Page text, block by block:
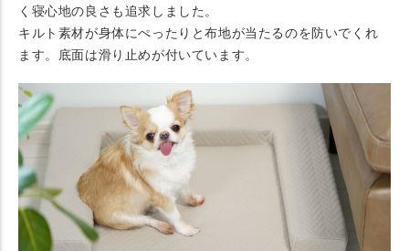
く寝心地の良さも追求しました。
キルト素材が身体にぺったりと布地が当たるのを防いでくれ
ます。底面は滑り止めが付いています。